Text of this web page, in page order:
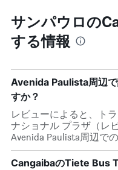
サンパウロの
する情報
Avenida Paulista周辺
すか？
レビューによると、ト
ナショナル プラザ（レ
Avenida Paulista周辺で
CangaibaのTiete Bus